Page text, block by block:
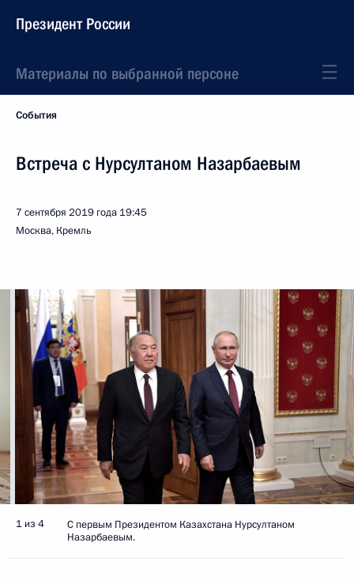
Президент России
Материалы по выбранной персоне
События
Встреча с Нурсултаном Назарбаевым
7 сентября 2019 года 19:45
Москва, Кремль
1 из 4
C первым Президентом Казахстана Нурсултаном
Назарбаевым.